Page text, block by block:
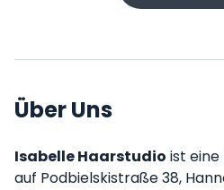
Über Uns
Isabelle Haarstudio ist eine
auf Podbielskistraße 38,